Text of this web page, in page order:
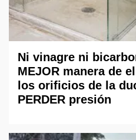
Ni vinagre ni
MEJOR manera de
los orificios de la
PERDER presión